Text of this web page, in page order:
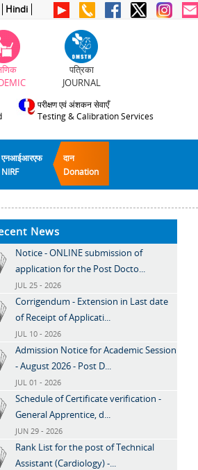
Hindi
पत्रिका
JOURNAL
परीक्षण एवं अंशकन सेवाएँ
Testing & Calibration Services
एनआईआरएफ
NIRF
दान
Donation
News
Notice - ONLINE submission of
application for the Post Docto...
JUL 25 - 2026
Corrigendum - Extension in Last date
of Receipt of Applicati...
JUL 10 - 2026
Admission Notice for Academic Session
- August 2026 - Post D...
JUL 01 - 2026
Schedule of Certificate verification -
General Apprentice, d...
JUN 29 - 2026
Rank List for the post of Technical
Assistant (Cardiology) -...